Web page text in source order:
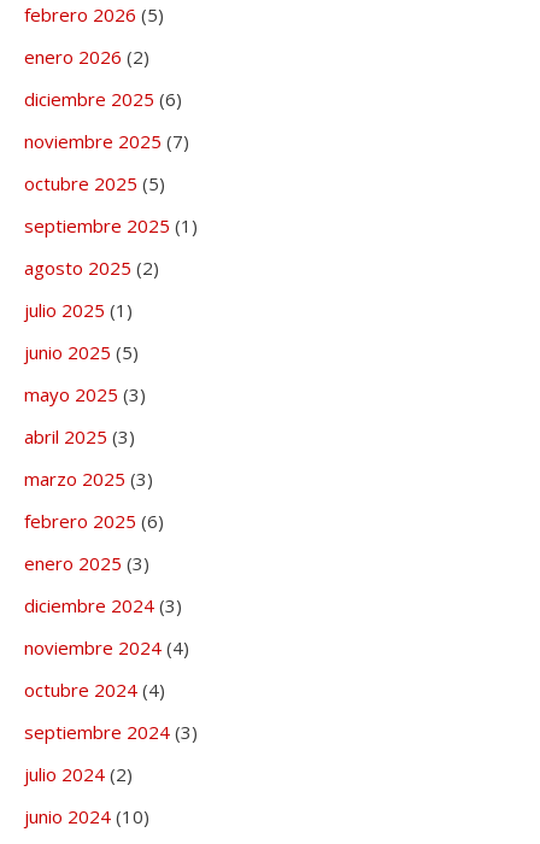
febrero 2026 (5)
enero 2026 (2)
diciembre 2025 (6)
noviembre 2025 (7)
octubre 2025 (5)
septiembre 2025 (1)
agosto 2025 (2)
julio 2025 (1)
junio 2025 (5)
mayo 2025 (3)
abril 2025 (3)
marzo 2025 (3)
febrero 2025 (6)
enero 2025 (3)
diciembre 2024 (3)
noviembre 2024 (4)
octubre 2024 (4)
septiembre 2024 (3)
julio 2024 (2)
junio 2024 (10)